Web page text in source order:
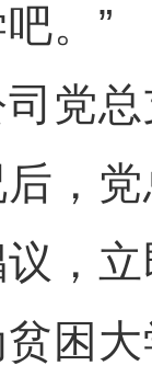
。”
总
，
，
困